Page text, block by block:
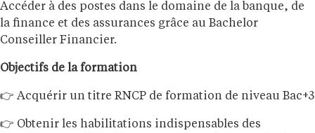
Accéder à des postes dans le domaine de la banque, de
la finance et des assurances grâce au Bachelor
Conseiller Financier.
Objectifs de la formation
👉 Acquérir un titre RNCP de formation de niveau Bac+3
👉 Obtenir les habilitations indispensables des